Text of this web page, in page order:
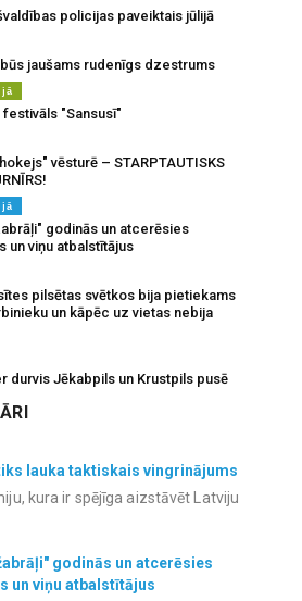
policijas paveiktais jūlijā
jaušams rudenīgs dzestrums
"Sansusī"
vēsturē – STARPTAUTISKS
godinās un atcerēsies
un viņu atbalstītājus
pilsētas svētkos bija pietiekams
un kāpēc uz vietas nebija
durvis Jēkabpils un Krustpils pusē
lauka taktiskais vingrinājums
kura ir spējīga aizstāvēt Latviju
godinās un atcerēsies
un viņu atbalstītājus